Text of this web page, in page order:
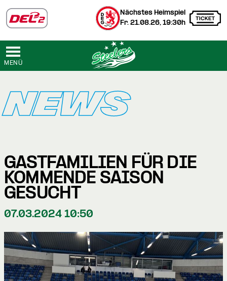
Nächstes Heimspiel
Fr. 21.08.26, 19:30h
MENÜ
NEWS
GASTFAMILIEN FÜR DIE
KOMMENDE SAISON
GESUCHT
07.03.2024 10:50